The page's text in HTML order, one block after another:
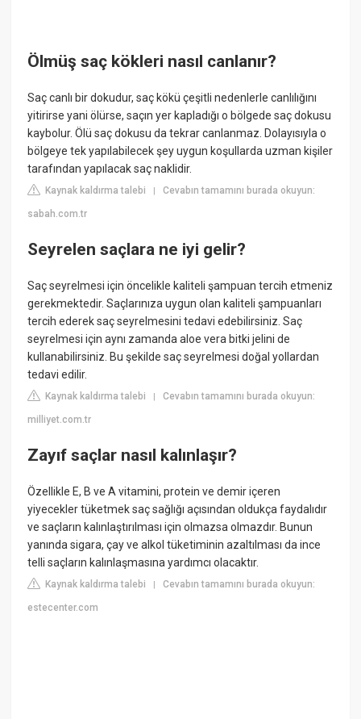
Ölmüş saç kökleri nasıl canlanır?
Saç canlı bir dokudur, saç kökü çeşitli nedenlerle canlılığını
yitirirse yani ölürse, saçın yer kapladığı o bölgede saç dokusu
kaybolur. Ölü saç dokusu da tekrar canlanmaz. Dolayısıyla o
bölgeye tek yapılabilecek şey uygun koşullarda uzman kişiler
tarafından yapılacak saç naklidir.
Kaynak kaldırma talebi |Cevabın tamamını burada okuyun:
sabah.com.tr
Seyrelen saçlara ne iyi gelir?
Saç seyrelmesi için öncelikle kaliteli şampuan tercih etmeniz
gerekmektedir. Saçlarınıza uygun olan kaliteli şampuanları
tercih ederek saç seyrelmesini tedavi edebilirsiniz. Saç
seyrelmesi için aynı zamanda aloe vera bitki jelini de
kullanabilirsiniz. Bu şekilde saç seyrelmesi doğal yollardan
tedavi edilir.
Kaynak kaldırma talebi |Cevabın tamamını burada okuyun:
milliyet.com.tr
Zayıf saçlar nasıl kalınlaşır?
Özellikle E, B ve A vitamini, protein ve demir içeren
yiyecekler tüketmek saç sağlığı açısından oldukça faydalıdır
ve saçların kalınlaştırılması için olmazsa olmazdır. Bunun
yanında sigara, çay ve alkol tüketiminin azaltılması da ince
telli saçların kalınlaşmasına yardımcı olacaktır.
Kaynak kaldırma talebi |Cevabın tamamını burada okuyun:
estecenter.com